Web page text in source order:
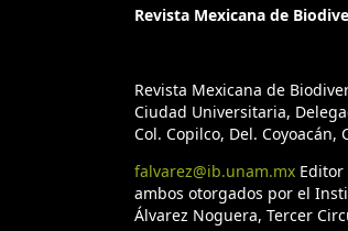
Revista Mexicana de
Revista Mexicana de
Ciudad Universitaria,
Col. Copilco, Del. Coyoacán,
falvarez@ib.unam.mx Editor
ambos otorgados por el
Álvarez Noguera, Tercer